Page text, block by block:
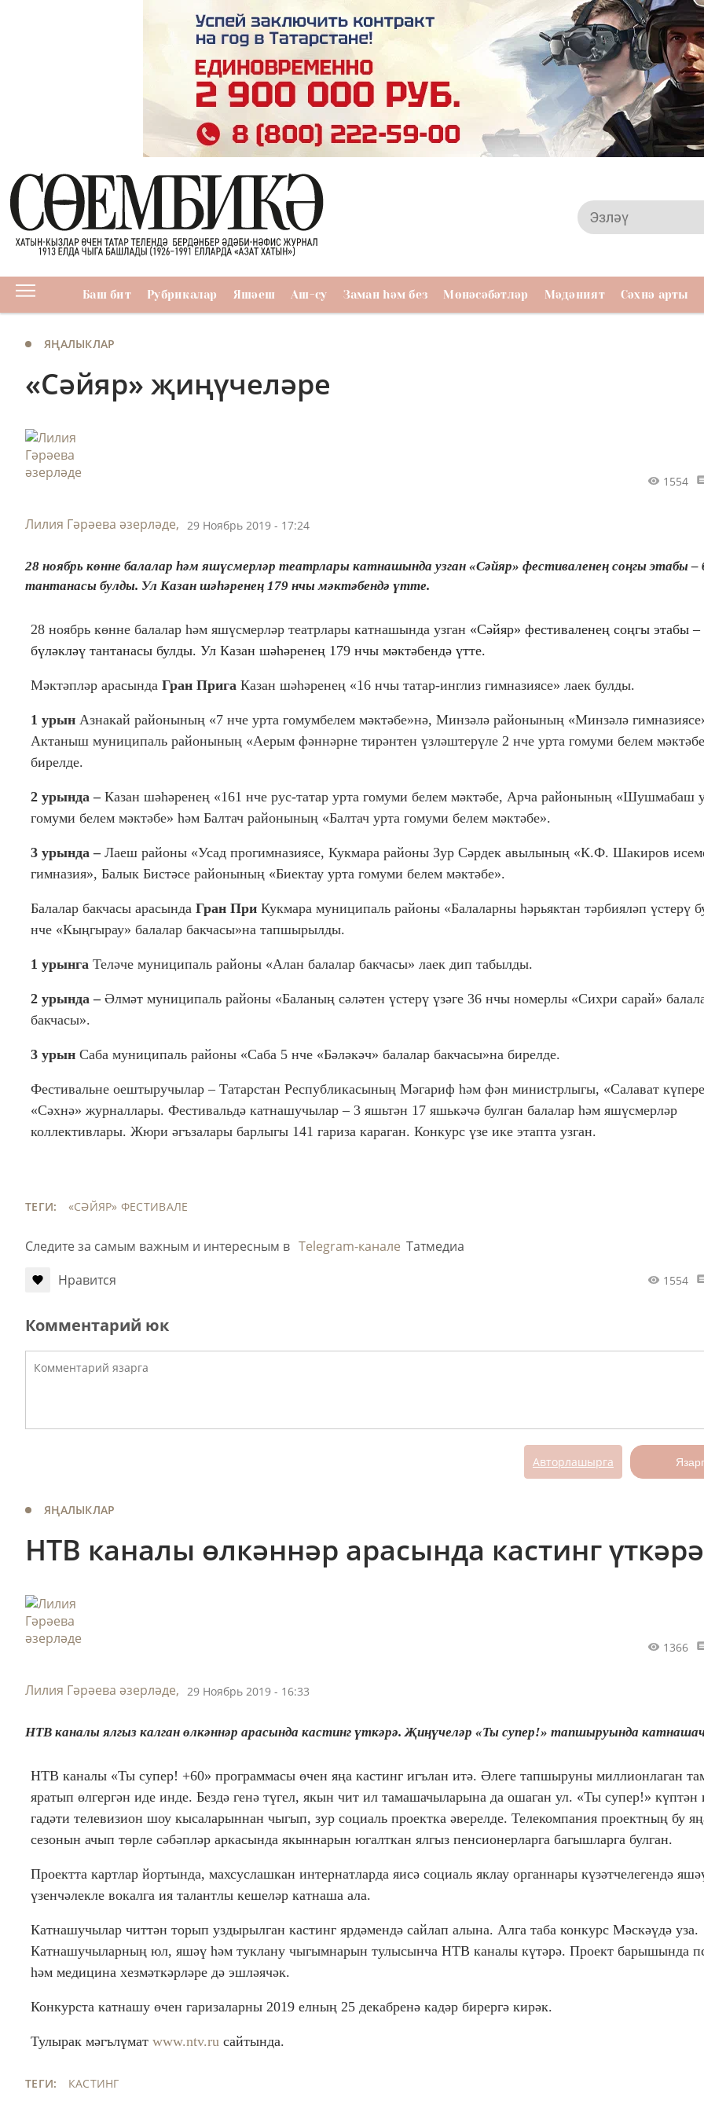
Баш бит Рубрикалар Яшәеш Аш-су Заман һәм без Мөнәсәбәтләр Мәдәният Сәхнә арты
ЯҢАЛЫКЛАР
«Сәйяр» җиңүчеләре
Лилия Гәрәева әзерләде, 29 Ноябрь 2019 - 17:24
1554
28 ноябрь көнне балалар һәм яшүсмерләр театрлары катнашында узган «Сәйяр» фестиваленең соңгы этабы –
тантанасы булды. Ул Казан шәһәренең 179 нчы мәктәбендә үтте.
28 ноябрь көнне балалар һәм яшүсмерләр театрлары катнашында узган «Сәйяр» фестиваленең соңгы этабы –
бүләкләү тантанасы булды. Ул Казан шәһәренең 179 нчы мәктәбендә үтте.
Мәктәпләр арасында Гран Прига Казан шәһәренең «16 нчы татар-инглиз гимназиясе» лаек булды.
1 урын Азнакай районының «7 нче урта гомумбелем мәктәбе»нә, Минзәлә районының «Минзәлә
Актаныш муниципаль районының «Аерым фәннәрне тирәнтен үзләштерүле 2 нче урта гомуми белем
бирелде.
2 урында – Казан шәһәренең «161 нче рус-татар урта гомуми белем мәктәбе, Арча районының «Шушмабаш
гомуми белем мәктәбе» һәм Балтач районының «Балтач урта гомуми белем мәктәбе».
3 урында – Лаеш районы «Усад прогимназиясе, Кукмара районы Зур Сәрдек авылының «К.Ф. Шакиров
гимназия», Балык Бистәсе районының «Биектау урта гомуми белем мәктәбе».
Балалар бакчасы арасында Гран При Кукмара муниципаль районы «Балаларны hәрьяктан тәрбияләп үстерү
нче «Кыңгырау» балалар бакчасы»на тапшырылды.
1 урынга Теләче муниципаль районы «Алан балалар бакчасы» лаек дип табылды.
2 урында –Әлмәт муниципаль районы «Баланың сәләтен үстерү үзәге 36 нчы номерлы «Сихри сарай»
бакчасы».
3 урын Саба муниципаль районы «Саба 5 нче «Бәләкәч» балалар бакчасы»на бирелде.
Фестивальне оештыручылар – Татарстан Республикасының Мәгариф һәм фән министрлыгы, «Салават
«Сәхнә» журналлары. Фестивальдә катнашучылар – 3 яшьтән 17 яшькәчә булган балалар һәм яшүсмерләр
коллективлары. Жюри әгъзалары барлыгы 141 гариза караган. Конкурс үзе ике этапта узган.
ТЕГИ: «СӘЙЯР» ФЕСТИВАЛЕ
Следите за самым важным и интересным в Telegram-канале Татмедиа
Нравится
1554
Комментарий юк
Авторлашырга
ЯҢАЛЫКЛАР
НТВ каналы өлкәннәр арасында кастинг үткәрә
Лилия Гәрәева әзерләде, 29 Ноябрь 2019 - 16:33
1366
НТВ каналы ялгыз калган өлкәннәр арасында кастинг үткәрә. Җиңүчеләр «Ты супер!» тапшыруында
НТВ каналы «Ты супер! +60» программасы өчен яңа кастинг игълан итә. Әлеге тапшыруны миллионлаган
яратып өлгергән иде инде. Бездә генә түгел, якын чит ил тамашачыларына да ошаган ул. «Ты супер!» күптән
гадәти телевизион шоу кысаларыннан чыгып, зур социаль проектка әверелде. Телекомпания проектның бу
сезонын ачып төрле сәбәпләр аркасында якыннарын югалткан ялгыз пенсионерларга багышларга булган.
Проектта картлар йортында, махсуслашкан интернатларда яисә социаль яклау органнары күзәтчелегендә
үзенчәлекле вокалга ия талантлы кешеләр катнаша ала.
Катнашучылар читтән торып уздырылган кастинг ярдәмендә сайлап алына. Алга таба конкурс Мәскәүдә уза.
Катнашучыларның юл, яшәү һәм туклану чыгымнарын тулысынча НТВ каналы күтәрә. Проект барышында
һәм медицина хезмәткәрләре дә эшләячәк.
Конкурста катнашу өчен гаризаларны 2019 елның 25 декабренә кадәр бирергә кирәк.
Тулырак мәгълүмат www.ntv.ru сайтында.
ТЕГИ: КАСТИНГ